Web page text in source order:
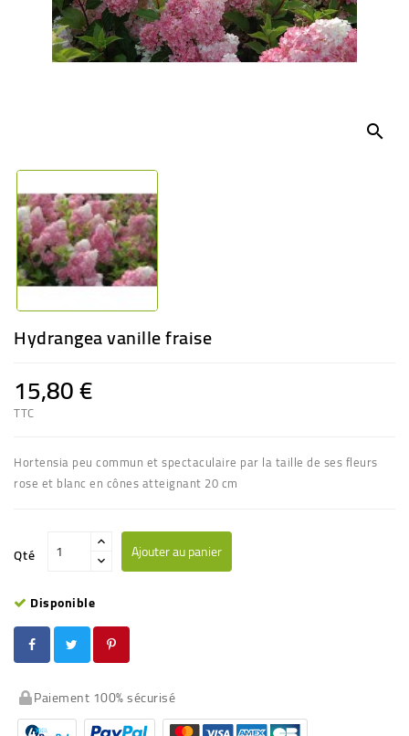
PLANTES
GRASSES
ENGRAIS
OFFRES
SPÉCIALES
PLANTES
PARFUMÉES
search
Hydrangea vanille fraise
15,80 €
TTC
Hortensia peu commun et spectaculaire par la taille de ses fleurs
rose et blanc en cônes atteignant 20 cm
Qté Ajouter au panier
Disponible
Paiement 100% sécurisé